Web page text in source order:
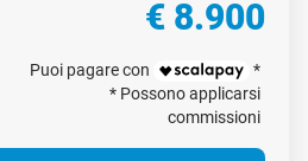
€ 8.900
Puoi pagare con
*
* Possono applicarsi
commissioni